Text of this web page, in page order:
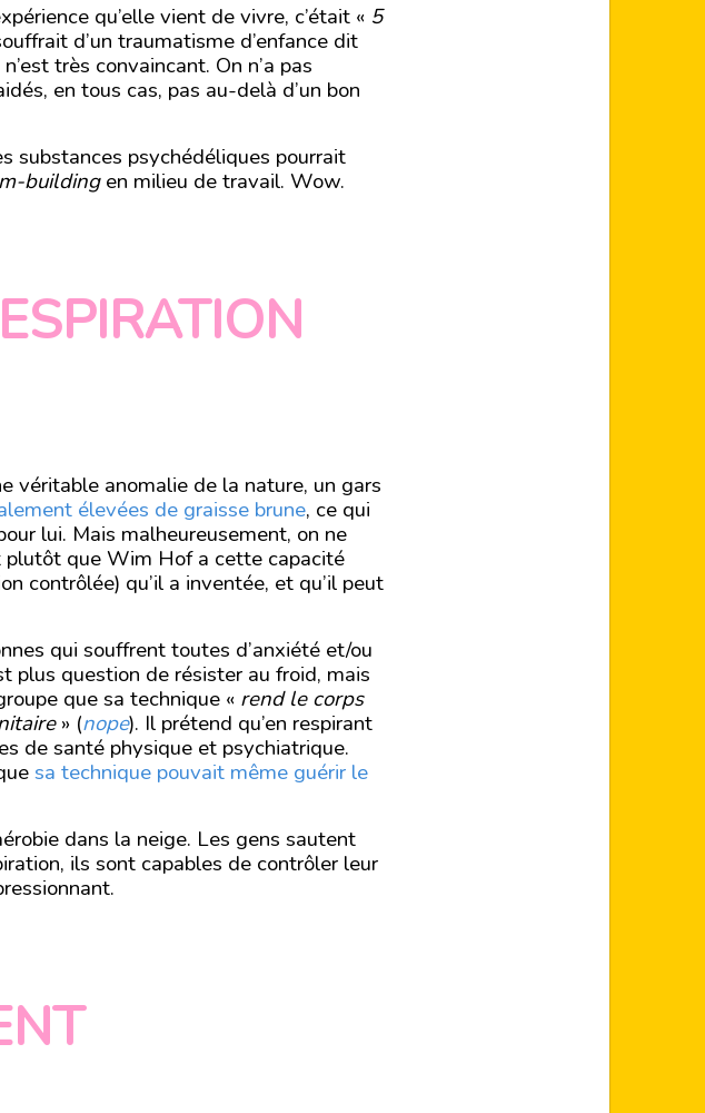
qu’elle vient de vivre, c’était « 5
d’un traumatisme d’enfance dit
très convaincant. On n’a pas
en tous cas, pas au-delà d’un bon
substances psychédéliques pourrait
buildingen milieu de travail. Wow.
véritable anomalie de la nature, un gars
élevées de graisse brune, ce qui
lui. Mais malheureusement, on ne
plutôt que Wim Hof a cette capacité
contrôlée) qu’il a inventée, et qu’il peut
qui souffrent toutes d’anxiété et/ou
plus question de résister au froid, mais
que sa technique « rend le corps
» (nope). Il prétend qu’en respirant
de santé physique et psychiatrique.
sa technique pouvait même guérir le
dans la neige. Les gens sautent
ils sont capables de contrôler leur